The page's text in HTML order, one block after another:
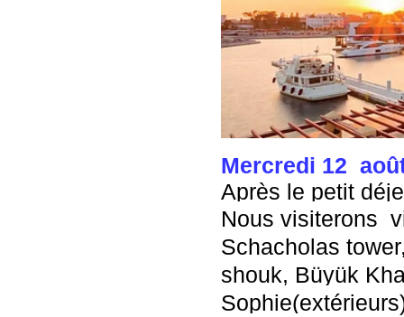
Mercredi 12
Après le petit
Nous visiterons
Schacholas
shouk, Büyük